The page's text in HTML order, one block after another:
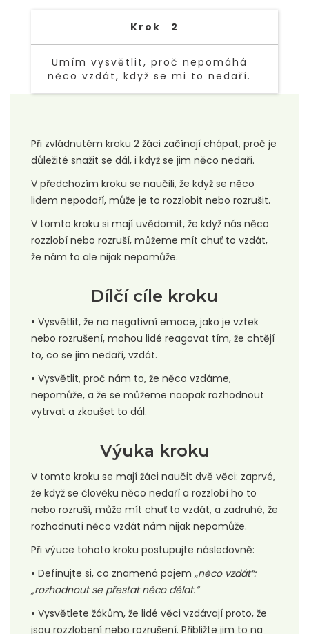
Krok 2
Umím vysvětlit, proč nepomáhá
něco vzdát, když se mi to nedaří.
Při zvládnutém kroku 2 žáci začínají chápat, proč je
důležité snažit se dál, i když se jim něco nedaří.
V předchozím kroku se naučili, že když se něco
lidem nepodaří, může je to rozzlobit nebo rozrušit.
V tomto kroku si mají uvědomit, že když nás něco
rozzlobí nebo rozruší, můžeme mít chuť to vzdát,
že nám to ale nijak nepomůže.
Dílčí cíle kroku
• Vysvětlit, že na negativní emoce, jako je vztek
nebo rozrušení, mohou lidé reagovat tím, že chtějí
to, co se jim nedaří, vzdát.
• Vysvětlit, proč nám to, že něco vzdáme,
nepomůže, a že se můžeme naopak rozhodnout
vytrvat a zkoušet to dál.
Výuka kroku
V tomto kroku se mají žáci naučit dvě věci: zaprvé,
že když se člověku něco nedaří a rozzlobí ho to
nebo rozruší, může mít chuť to vzdát, a zadruhé, že
rozhodnutí něco vzdát nám nijak nepomůže.
Při výuce tohoto kroku postupujte následovně:
• Definujte si, co znamená pojem „něco vzdát“:
„rozhodnout se přestat něco dělat.“
• Vysvětlete žákům, že lidé věci vzdávají proto, že
jsou rozzlobení nebo rozrušení. Přibližte jim to na